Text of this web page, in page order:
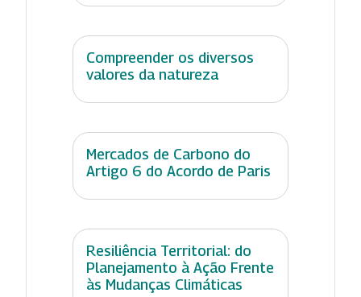
Compreender os diversos
valores da natureza
Mercados de Carbono do
Artigo 6 do Acordo de Paris
Resiliência Territorial: do
Planejamento à Ação Frente
às Mudanças Climáticas